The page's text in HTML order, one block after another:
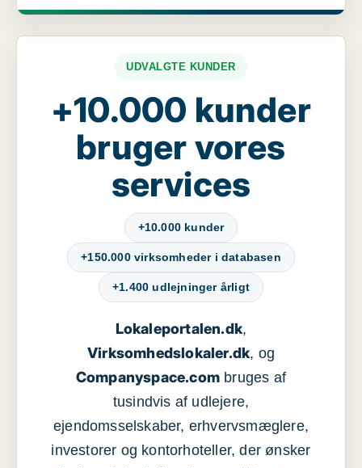
UDVALGTE KUNDER
+10.000 kunder
bruger vores
services
+10.000 kunder
+150.000 virksomheder i databasen
+1.400 udlejninger årligt
Lokaleportalen.dk,
Virksomhedslokaler.dk, og
Companyspace.com bruges af
tusindvis af udlejere,
ejendomsselskaber, erhvervsmæglere,
investorer og kontorhoteller, der ønsker